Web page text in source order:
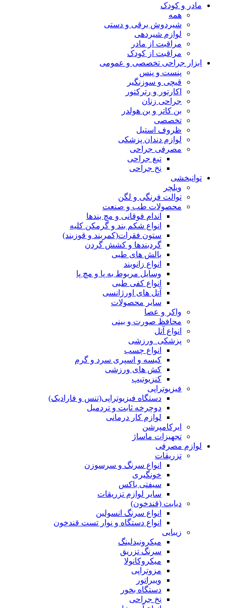
مادر و کودک
همه
شیردوش برقی و دستی
لوازم شیردهی
مراقبت از مادر
مراقبت از کودک
ابزار جراحی تخصصی و عمومی
پنست و پنس
قیچی و سوزنگیر
اکارتور و رترکتور
جراحی زنان
بن کاتر و بن هولدر
تخصصی
ظروف استیل
لوازم دندان پزشکی
مصرفی جراحی
تیغ جراحی
نخ جراحی
توانبخشی
ویلچر
توالت فرنگی و لگن
محصولات طب و صنعت
اندام فوقانی و مچ بندها
انواع شکم بند و گرمکن کلیه
ستون فقرات(کمربند و قوزبند)
گردبندها و کشش گردن
بالش های طبی
انواع زانوبند
وسایل مربوط به پا و مچ پا
انواع کفی طبی
آتل های اورژانسی
سایر محصولات
واکر و عصا
محافظ صورت و بینی
انواع آتل
پزشکی_ورزشی
انواع چسب
کیسه و اسپری سرد و گرم
کش های ورزشی
کنزیوتیپ
فیزیوتراپی
دستگاه فیزیوتراپی(تنس و فارادیک)
دوچرخه ثابت و تردمیل
لوازم کار درمانی
ایرکامپرشن
تجهیزات ماساژ
لوازم مصرفی
تزریقات
انواع سرنگ و سرسوزن
خونگیری
سیفتی باکس
سایر لوازم تزریقات
دیابت (قندخون)
انواع سرنگ انسولین
انواع دستگاه و نوار تست قندخون
زیبایی
میکرونیدلینگ
سرنگ تزریق
میکروکانولا
مزوتراپی
ویبراتور
دستگاه بخور
نخ جراحی